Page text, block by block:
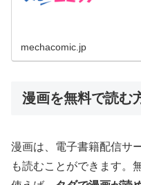
mechacomic.jp
漫画を無料で読む
漫画は、電子書籍配信サ
も読むことができます。